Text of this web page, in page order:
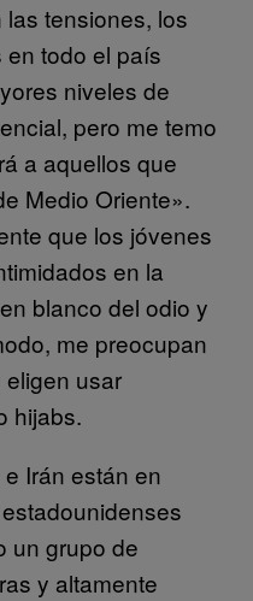
tensiones, los
todo el país
niveles de
pero me temo
a aquellos que
Medio Oriente».
que los jóvenes
en la
blanco del odio y
me preocupan
usar
hijabs.
Irán están en
un grupo de
y altamente